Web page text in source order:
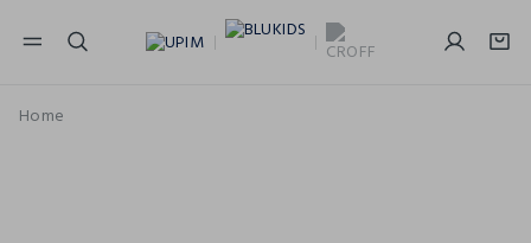
NAVIGATION.ARIA.GOTOMAINCONTENT
Home